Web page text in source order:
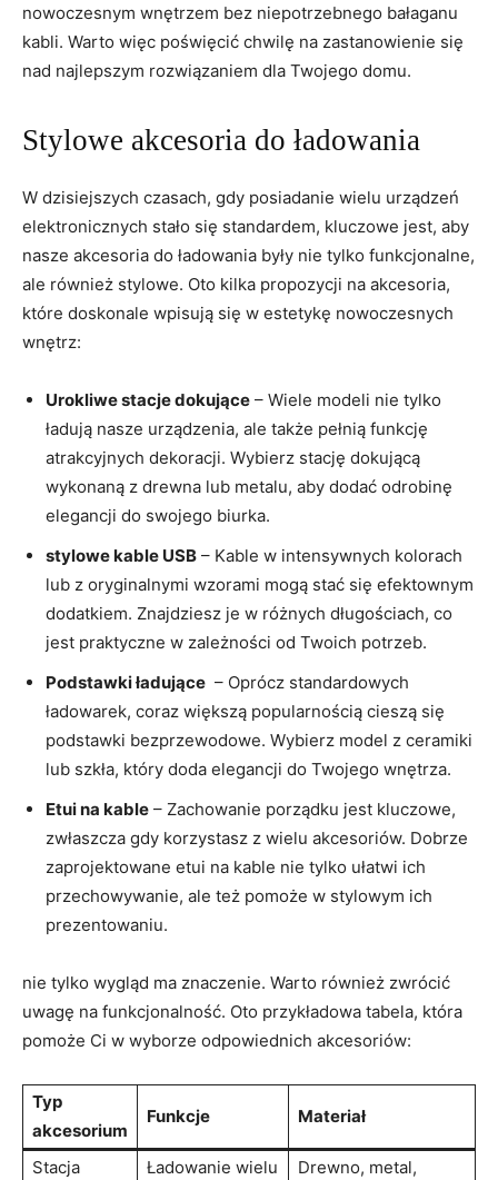
nowoczesnym wnętrzem bez niepotrzebnego‌ bałaganu
kabli. Warto więc poświęcić chwilę na zastanowienie ‌się
nad najlepszym‍ rozwiązaniem dla Twojego ‍domu.
Stylowe akcesoria do⁤ ładowania
W dzisiejszych czasach, gdy posiadanie wielu urządzeń
elektronicznych stało się⁣ standardem, kluczowe jest, aby
nasze ‍akcesoria‌ do ładowania były ​nie tylko funkcjonalne,
ale również stylowe. Oto‌ kilka⁣ propozycji na‍ akcesoria,
które doskonale wpisują się w estetykę nowoczesnych
wnętrz:
Urokliwe stacje dokujące – Wiele modeli nie tylko
⁤ładują nasze urządzenia, ale także pełnią ⁣funkcję
atrakcyjnych dekoracji. Wybierz stację dokującą
wykonaną z drewna lub metalu, ⁢aby dodać odrobinę
elegancji‌ do swojego biurka.
stylowe kable USB – Kable w intensywnych kolorach
lub z oryginalnymi⁤ wzorami mogą stać⁤ się efektownym
dodatkiem. Znajdziesz je w różnych długościach,‌ co
jest praktyczne w zależności od Twoich potrzeb.
Podstawki ładujące ⁢ – Oprócz standardowych
ładowarek, coraz⁢ większą popularnością⁣ cieszą się
podstawki bezprzewodowe. Wybierz model z ceramiki
lub szkła,⁣ który ​doda elegancji do Twojego wnętrza.
Etui na⁣ kable – Zachowanie porządku jest ⁤kluczowe,
zwłaszcza gdy korzystasz z wielu akcesoriów. Dobrze
zaprojektowane etui na kable nie tylko ułatwi ⁢ich
przechowywanie, ale też pomoże ⁤w stylowym ich
prezentowaniu.
nie tylko wygląd ma znaczenie. ⁢Warto również zwrócić
uwagę na funkcjonalność. Oto przykładowa ​tabela, która
pomoże Ci w ⁤wyborze odpowiednich akcesoriów:
Typ
akcesorium
Funkcje Materiał
Stacja Ładowanie wielu Drewno, metal,‌